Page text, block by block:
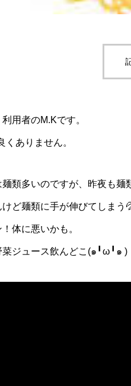
用者のM.Kです。
くありません。
類多いのですが、昨夜も麺
ど麺類に手が伸びてしまう
体に悪いかも。
菜ジュース飲んどこ(๑╹ω╹๑ )